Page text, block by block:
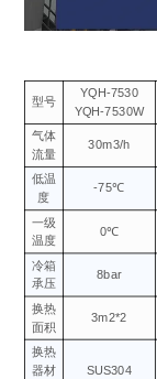
型号
YQH-7530
YQH-7530W
气体
流量
30m3/h
低温
度
-75℃
一级
温度
0℃
冷箱
承压
8bar
换热
面积
3m2*2
换热
器材
SUS304